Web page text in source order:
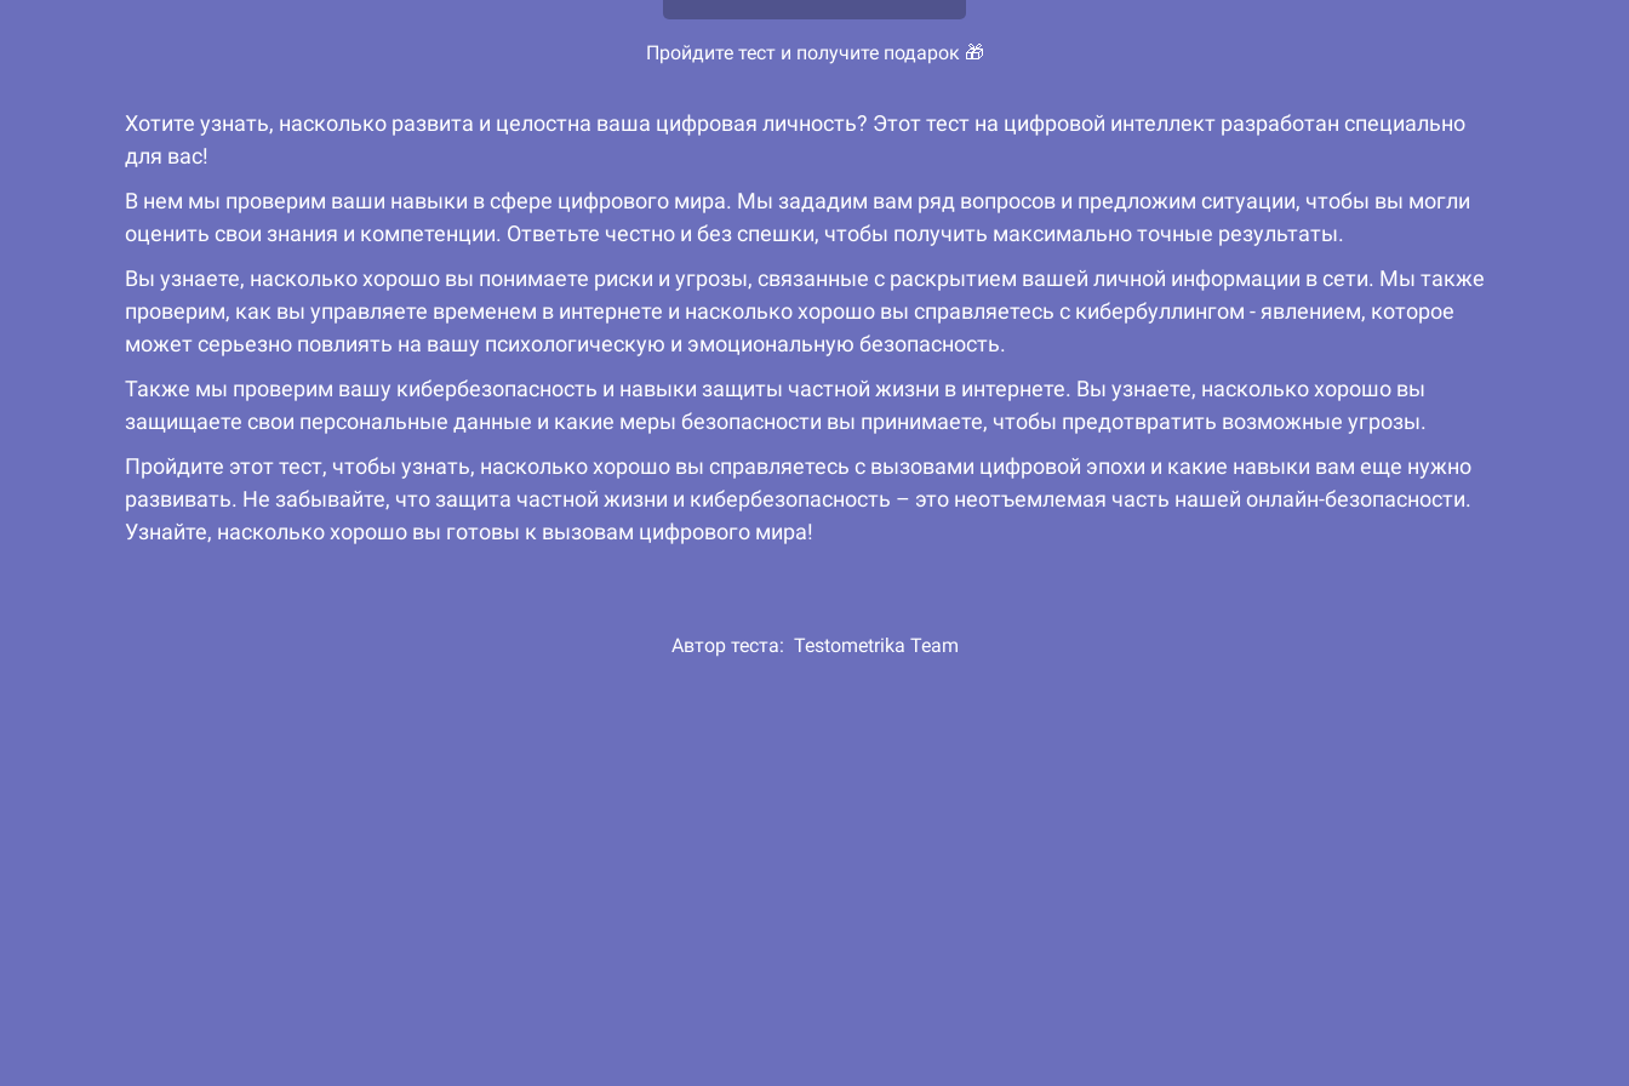
Пройдите тест и получите подарок 🎁
Хотите узнать, насколько развита и целостна ваша цифровая личность? Этот тест на цифровой интеллект разработан специально
для вас!
В нем мы проверим ваши навыки в сфере цифрового мира. Мы зададим вам ряд вопросов и предложим ситуации, чтобы вы могли
оценить свои знания и компетенции. Ответьте честно и без спешки, чтобы получить максимально точные результаты.
Вы узнаете, насколько хорошо вы понимаете риски и угрозы, связанные с раскрытием вашей личной информации в сети. Мы также
проверим, как вы управляете временем в интернете и насколько хорошо вы справляетесь с кибербуллингом - явлением, которое
может серьезно повлиять на вашу психологическую и эмоциональную безопасность.
Также мы проверим вашу кибербезопасность и навыки защиты частной жизни в интернете. Вы узнаете, насколько хорошо вы
защищаете свои персональные данные и какие меры безопасности вы принимаете, чтобы предотвратить возможные угрозы.
Пройдите этот тест, чтобы узнать, насколько хорошо вы справляетесь с вызовами цифровой эпохи и какие навыки вам еще нужно
развивать. Не забывайте, что защита частной жизни и кибербезопасность – это неотъемлемая часть нашей онлайн-безопасности.
Узнайте, насколько хорошо вы готовы к вызовам цифрового мира!
Автор теста: Testometrika Team